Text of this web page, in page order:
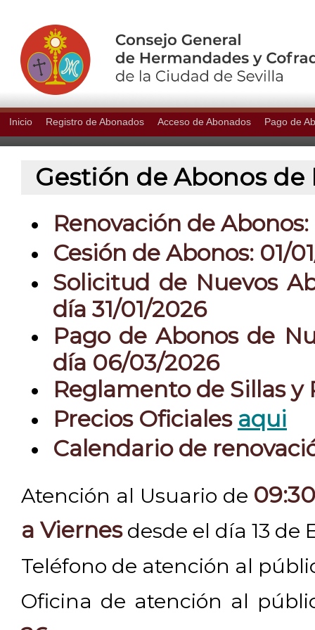
Inicio Registro de Abonados Acceso de Abonados Pago de
Gestión de Abonos de
Renovación de
Cesión de Abonos: 01/
Solicitud de Nuevos
día 31/01/2026
Pago de Abonos de
día 06/03/2026
Reglamento de Sillas y
Precios Oficiales aqui
Calendario de
Atención al Usuario de
a Viernesdesde el día 13 de
Teléfono de atención al
Oficina de atención al